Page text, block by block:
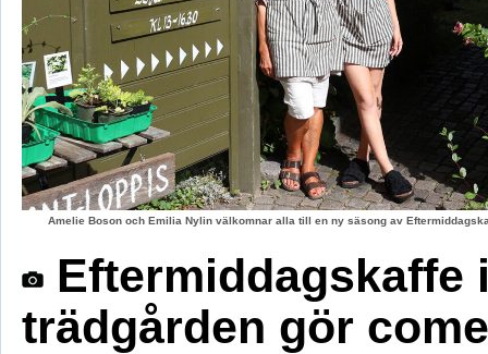
Amelie Boson och Emilia Nylin välkomnar alla till en ny säsong av
Eftermiddagskaffe
trädgården gör